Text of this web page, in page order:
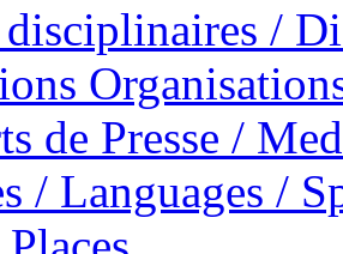
disciplinaires /
de Presse /
/ Languages /